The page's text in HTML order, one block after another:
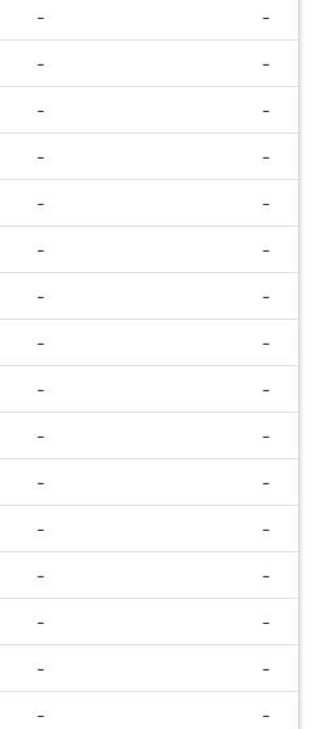
-
-
-
-
-
-
-
-
-
-
-
-
-
-
-
-
-
-
-
-
-
-
-
-
-
-
-
-
-
-
- -